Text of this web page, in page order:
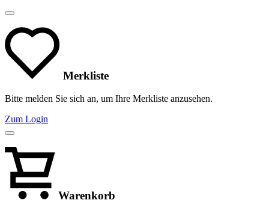
Merkliste
Bitte melden Sie sich an, um Ihre Merkliste anzusehen.
Zum Login
Warenkorb